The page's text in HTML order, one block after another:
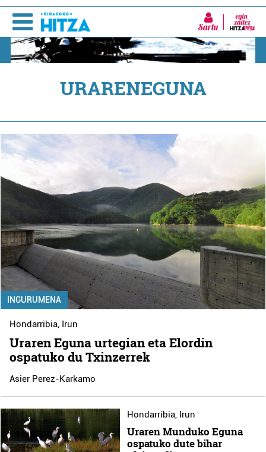
Sartu
URARENEGUNA
INGURUMENA
Hondarribia, Irun
Uraren Eguna urtegian eta Elordin
ospatuko du Txinzerrek
Asier Perez-Karkamo
Hondarribia, Irun
Uraren Munduko Eguna
ospatuko dute bihar